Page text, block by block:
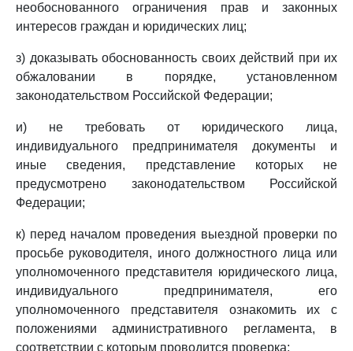
необоснованного ограничения прав и законных
интересов граждан и юридических лиц;
з) доказывать обоснованность своих действий при их
обжаловании в порядке, установленном
законодательством Российской Федерации;
и) не требовать от юридического лица,
индивидуального предпринимателя документы и
иные сведения, представление которых не
предусмотрено законодательством Российской
Федерации;
к) перед началом проведения выездной проверки по
просьбе руководителя, иного должностного лица или
уполномоченного представителя юридического лица,
индивидуального предпринимателя, его
уполномоченного представителя ознакомить их с
положениями административного регламента, в
соответствии с которым проводится проверка;